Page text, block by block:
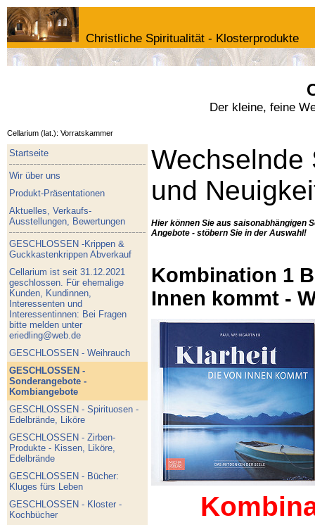
Christliche Spiritualität - Klosterprodukte
Der kleine, feine
Cellarium (lat.): Vorratskammer
Startseite
Wir über uns
Produkt-Präsentationen
Aktuelles, Verkaufs-
Ausstellungen, Bewertungen
GESCHLOSSEN -Krippen &
Guckkastenkrippen Abverkauf
Cellarium ist seit 31.12.2021
geschlossen. Für ehemalige
Kunden, Kundinnen,
Interessenten und
Interessentinnen: Bei Fragen
bitte melden unter
eriedling@web.de
GESCHLOSSEN - Weihrauch
GESCHLOSSEN -
Sonderangebote -
Kombiangebote
GESCHLOSSEN - Spirituosen -
Edelbrände, Liköre
GESCHLOSSEN - Zirben-
Produkte - Kissen, Liköre,
Edelbrände
GESCHLOSSEN - Bücher:
Kluges fürs Leben
GESCHLOSSEN - Kloster -
Kochbücher
Wechselnde
und
Hier können Sie aus saisonabhängigen
Angebote - stöbern Sie in der Auswahl!
Kombination 1
Innen kommt -